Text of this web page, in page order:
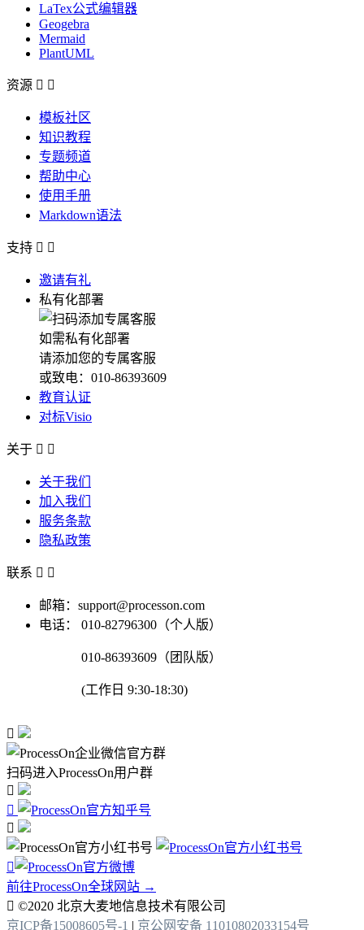
LaTex公式编辑器
Geogebra
Mermaid
PlantUML
资源  
模板社区
知识教程
专题频道
帮助中心
使用手册
Markdown语法
支持  
邀请有礼
私有化部署
如需私有化部署
请添加您的专属客服
或致电：010-86393609
教育认证
对标Visio
关于  
关于我们
加入我们
服务条款
隐私政策
联系  
邮箱：support@processon.com
电话：
010-82796300（个人版）
010-86393609（团队版）
(工作日 9:30-18:30)

扫码进入ProcessOn用户群




前往ProcessOn全球网站 →
 ©2020 北京大麦地信息技术有限公司
京ICP备15008605号-1 | 京公网安备 11010802033154号